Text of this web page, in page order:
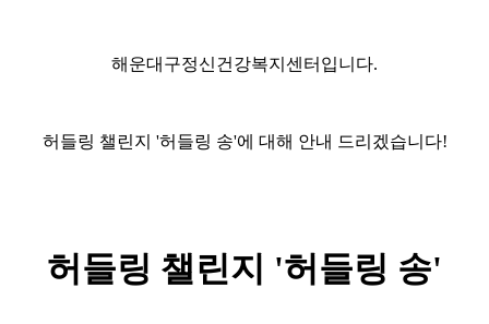
해운대구정신건강복지센터입니다.
허들링 챌린지 '허들링 송'에 대해 안내 드리겠습니다!
허들링 챌린지 '허들링 송'